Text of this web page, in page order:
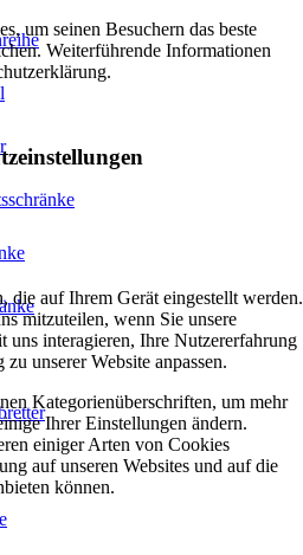
um seinen Besuchern das beste
Weiterführende Informationen
die auf Ihrem Gerät eingestellt werden.
mitzuteilen, wenn Sie unsere
uns interagieren, Ihre Nutzererfahrung
unserer Website anpassen.
Kategorienüberschriften, um mehr
Ihrer Einstellungen ändern.
einiger Arten von Cookies
auf unseren Websites und auf die
können.